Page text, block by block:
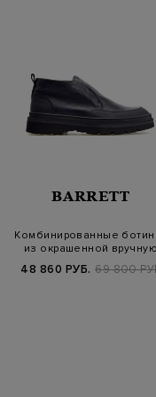
BARRETT
Комбинированные
из окрашенной вручную
48 860 РУБ. 69 800